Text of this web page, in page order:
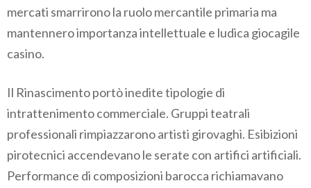
mercati smarrirono la ruolo mercantile primaria ma
mantennero importanza intellettuale e ludica giocagile
casino.
Il Rinascimento portò inedite tipologie di
intrattenimento commerciale. Gruppi teatrali
professionali rimpiazzarono artisti girovaghi. Esibizioni
pirotecnici accendevano le serate con artifici artificiali.
Performance di composizioni barocca richiamavano